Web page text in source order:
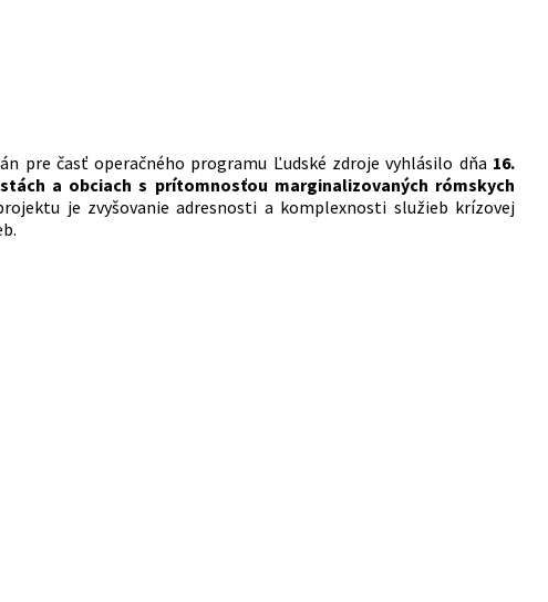
pre časť operačného programu Ľudské zdroje vyhlásilo dňa 16.
a obciach s prítomnosťou marginalizovaných rómskych
je zvyšovanie adresnosti a komplexnosti služieb krízovej